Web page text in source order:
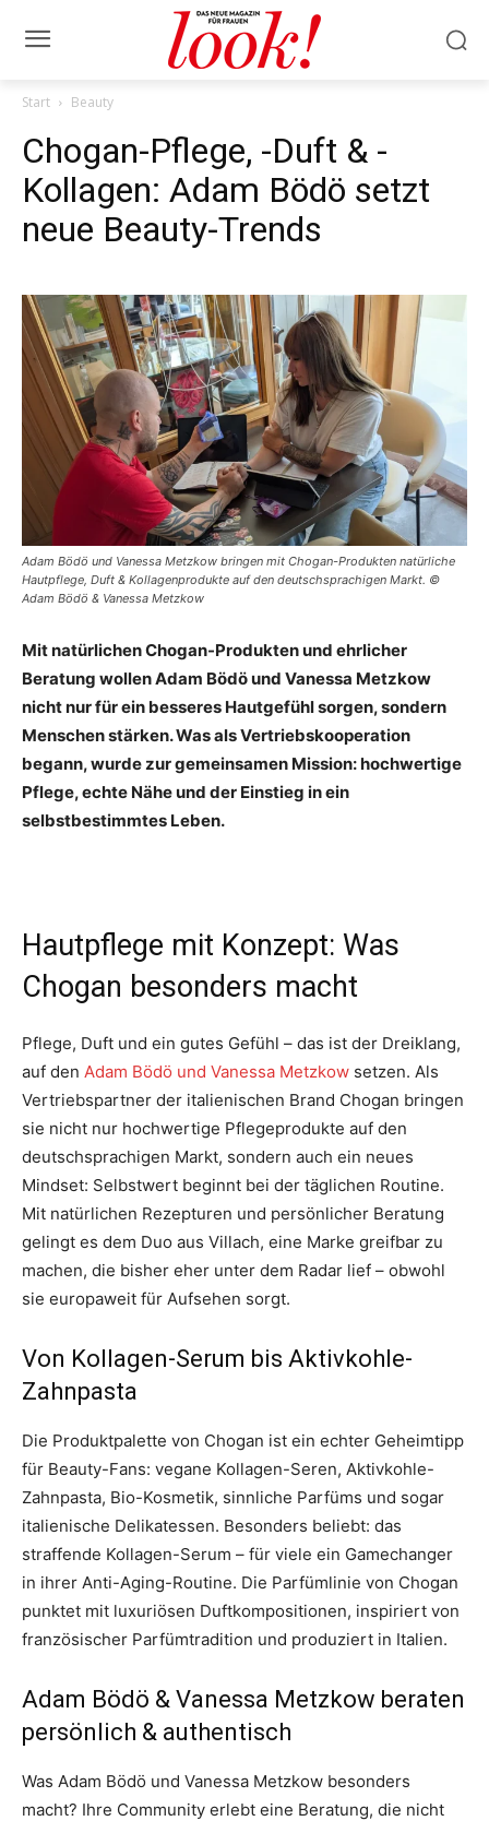
Start Beauty
Chogan-Pflege, -Duft & -
Kollagen: Adam Bödö setzt
neue Beauty-Trends
Adam Bödö und Vanessa Metzkow bringen mit Chogan-Produkten natürliche
Hautpflege, Duft & Kollagenprodukte auf den deutschsprachigen Markt. ©
Adam Bödö & Vanessa Metzkow
Mit natürlichen Chogan-Produkten und ehrlicher
Beratung wollen Adam Bödö und Vanessa Metzkow
nicht nur für ein besseres Hautgefühl sorgen, sondern
Menschen stärken. Was als Vertriebskooperation
begann, wurde zur gemeinsamen Mission: hochwertige
Pflege, echte Nähe und der Einstieg in ein
selbstbestimmtes Leben.
Hautpflege mit Konzept: Was
Chogan besonders macht
Pflege, Duft und ein gutes Gefühl – das ist der Dreiklang,
auf den Adam Bödö und Vanessa Metzkow setzen. Als
Vertriebspartner der italienischen Brand Chogan bringen
sie nicht nur hochwertige Pflegeprodukte auf den
deutschsprachigen Markt, sondern auch ein neues
Mindset: Selbstwert beginnt bei der täglichen Routine.
Mit natürlichen Rezepturen und persönlicher Beratung
gelingt es dem Duo aus Villach, eine Marke greifbar zu
machen, die bisher eher unter dem Radar lief – obwohl
sie europaweit für Aufsehen sorgt.
Von Kollagen-Serum bis Aktivkohle-
Zahnpasta
Die Produktpalette von Chogan ist ein echter Geheimtipp
für Beauty-Fans: vegane Kollagen-Seren, Aktivkohle-
Zahnpasta, Bio-Kosmetik, sinnliche Parfüms und sogar
italienische Delikatessen. Besonders beliebt: das
straffende Kollagen-Serum – für viele ein Gamechanger
in ihrer Anti-Aging-Routine. Die Parfümlinie von Chogan
punktet mit luxuriösen Duftkompositionen, inspiriert von
französischer Parfümtradition und produziert in Italien.
Adam Bödö & Vanessa Metzkow beraten
persönlich & authentisch
Was Adam Bödö und Vanessa Metzkow besonders
macht? Ihre Community erlebt eine Beratung, die nicht